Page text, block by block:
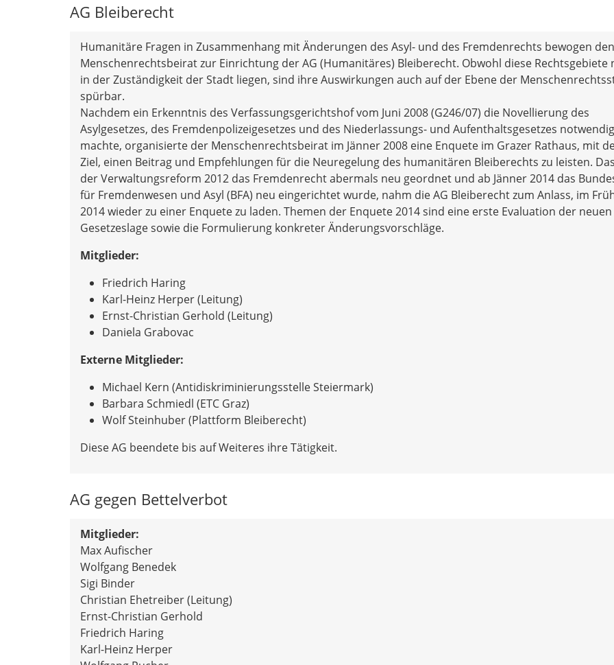
AG Bleiberecht
Humanitäre Fragen in Zusammenhang mit Änderungen des Asyl- und des Fremdenrechts bewogen den
Menschenrechtsbeirat zur Einrichtung der AG (Humanitäres) Bleiberecht. Obwohl diese Rechtsgebiete
in der Zuständigkeit der Stadt liegen, sind ihre Auswirkungen auch auf der Ebene der
spürbar.
Nachdem ein Erkenntnis des Verfassungsgerichtshof vom Juni 2008 (G246/07) die Novellierung des
Asylgesetzes, des Fremdenpolizeigesetzes und des Niederlassungs- und Aufenthaltsgesetzes notwendig
machte, organisierte der Menschenrechtsbeirat im Jänner 2008 eine Enquete im Grazer Rathaus, mit
Ziel, einen Beitrag und Empfehlungen für die Neuregelung des humanitären Bleiberechts zu leisten.
der Verwaltungsreform 2012 das Fremdenrecht abermals neu geordnet und ab Jänner 2014 das
für Fremdenwesen und Asyl (BFA) neu eingerichtet wurde, nahm die AG Bleiberecht zum Anlass, im
2014 wieder zu einer Enquete zu laden. Themen der Enquete 2014 sind eine erste Evaluation der neuen
Gesetzeslage sowie die Formulierung konkreter Änderungsvorschläge.
Mitglieder:
Friedrich Haring
Karl-Heinz Herper (Leitung)
Ernst-Christian Gerhold (Leitung)
Daniela Grabovac
Externe Mitglieder:
Michael Kern (Antidiskriminierungsstelle Steiermark)
Barbara Schmiedl (ETC Graz)
Wolf Steinhuber (Plattform Bleiberecht)
Diese AG beendete bis auf Weiteres ihre Tätigkeit.
AG gegen Bettelverbot
Mitglieder:
Max Aufischer
Wolfgang Benedek
Sigi Binder
Christian Ehetreiber (Leitung)
Ernst-Christian Gerhold
Friedrich Haring
Karl-Heinz Herper